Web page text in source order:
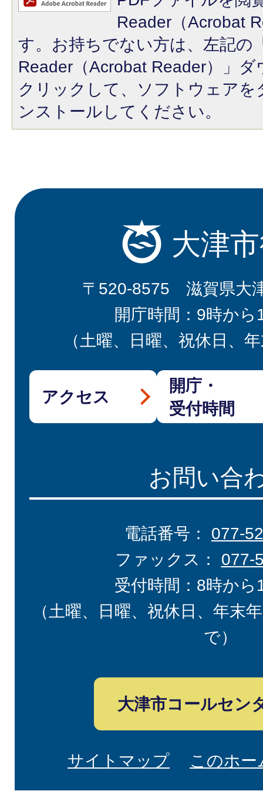
Reader（Acrobat
す。お持ちでない方は、左記の
Reader（Acrobat Reader）」
クリックして、ソフトウェア
ンストールしてください。
大津
〒520-8575 滋賀県大
開庁時間：9時から
（土曜、日曜、祝休日、
アクセス
開庁・
受付時間
お問い合
電話番号： 077-
ファックス： 077-
受付時間：8時から
（土曜、日曜、祝休日、年末
で）
大津市コールセン
サイトマップ このホ